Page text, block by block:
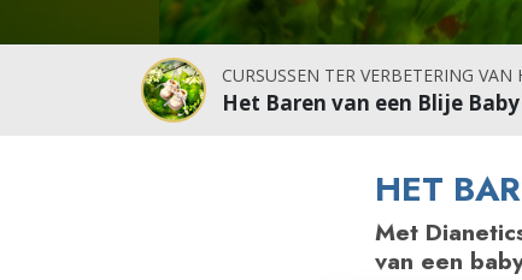
CURSUSSEN TER VERBETERING VAN
Het Baren van een Blije Baby
HET
Met
van een